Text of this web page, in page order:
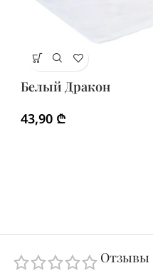
Белый Дракон
43,90 ₾
Отзывы